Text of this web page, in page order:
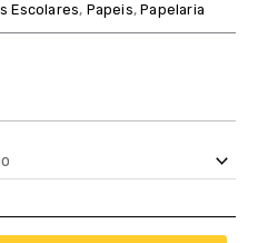
Escolares, Papeis,Papelaria